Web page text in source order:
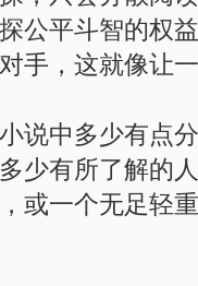
公平斗智的权
手，这就像让
说中多少有点
少有所了解的
或一个无足轻